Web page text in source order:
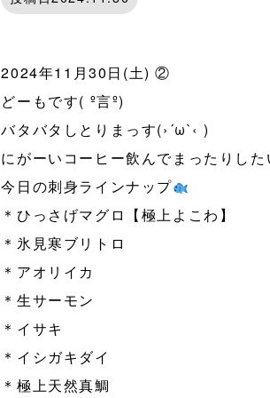
2024年11月30日(土) ②
どーもです( º言º)
バタバタしとりまっす(›´ω`‹ )
にがーいコーヒー飲んでまったりし
今日の刺身ラインナップ
＊ひっさげマグロ【極上よこわ】
＊氷見寒ブリトロ
＊アオリイカ
＊生サーモン
＊イサキ
＊イシガキダイ
＊極上天然真鯛